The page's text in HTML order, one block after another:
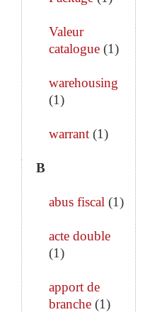
Valeur
catalogue (1)
warehousing
(1)
warrant (1)
B
abus fiscal (1)
acte double
(1)
apport de
branche (1)